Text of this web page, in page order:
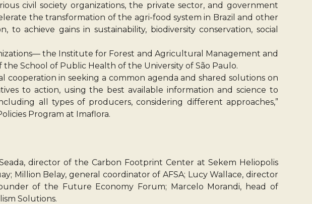
civil society organizations, the private sector, and government
the transformation of the agri-food system in Brazil and other
achieve gains in sustainability, biodiversity conservation, social
the Institute for Forest and Agricultural Management and
School of Public Health of the University of São Paulo.
in seeking a common agenda and shared solutions on
to action, using the best available information and science to
all types of producers, considering different approaches,”
Program at Imaflora.
director of the Carbon Footprint Center at Sekem Heliopolis
Million Belay, general coordinator of AFSA; Lucy Wallace, director
of the Future Economy Forum; Marcelo Morandi, head of
Solutions.